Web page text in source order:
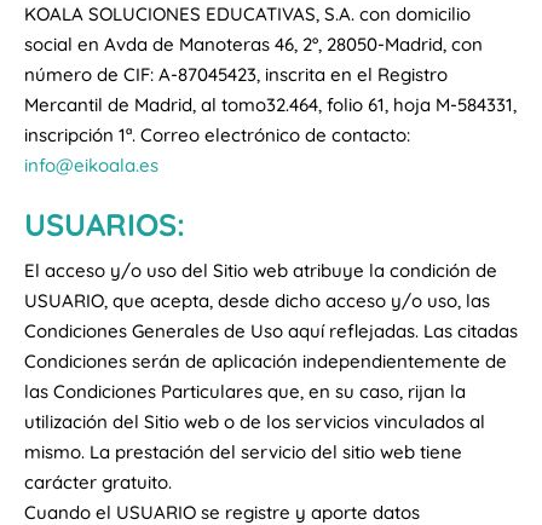
KOALA SOLUCIONES EDUCATIVAS, S.A. con domicilio
social en Avda de Manoteras 46, 2º, 28050-Madrid, con
número de CIF: A-87045423, inscrita en el Registro
Mercantil de Madrid, al tomo32.464, folio 61, hoja M-584331,
inscripción 1ª. Correo electrónico de contacto:
info@eikoala.es
USUARIOS:
El acceso y/o uso del Sitio web atribuye la condición de
USUARIO, que acepta, desde dicho acceso y/o uso, las
Condiciones Generales de Uso aquí reflejadas. Las citadas
Condiciones serán de aplicación independientemente de
las Condiciones Particulares que, en su caso, rijan la
utilización del Sitio web o de los servicios vinculados al
mismo. La prestación del servicio del sitio web tiene
carácter gratuito.
Cuando el USUARIO se registre y aporte datos